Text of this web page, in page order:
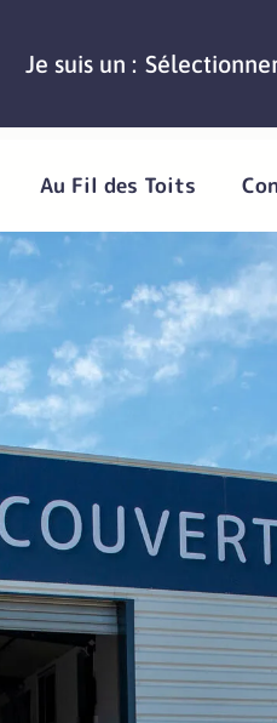
Je suis un :
Au Fil des Toits